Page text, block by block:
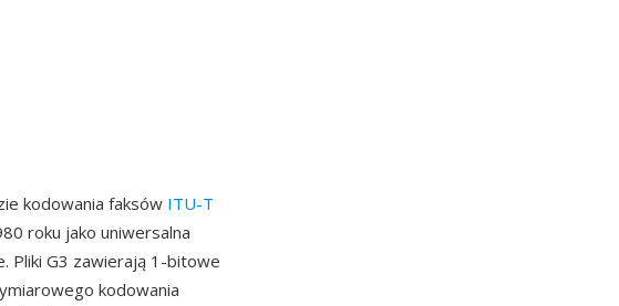
kodowania faksów ITU-T
roku jako uniwersalna
Pliki G3 zawierają 1-bitowe
kodowania